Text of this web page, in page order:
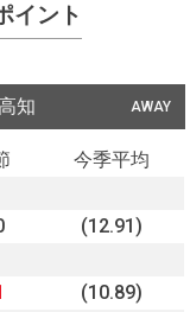
イント
AWAY
知
今季平均
(12.91)
(10.89)